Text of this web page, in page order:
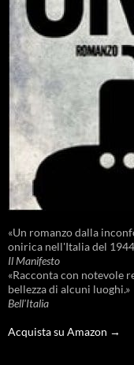
«Un romanzo dalla
onirica nell'Italia del
Il Manifesto
«Racconta con notevole
bellezza di alcuni luoghi.»
Bell'Italia
Acquista su Amazon →